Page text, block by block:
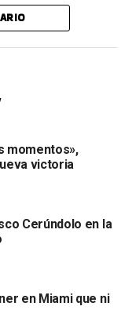
momentos»,
victoria
Cerúndolo en la
en Miami que ni